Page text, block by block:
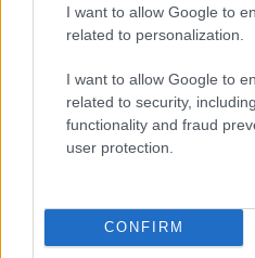
I want to allow Google to
related to personalization.
I want to allow Google to
related to security,
functionality and fraud
user protection.
CONFIRM